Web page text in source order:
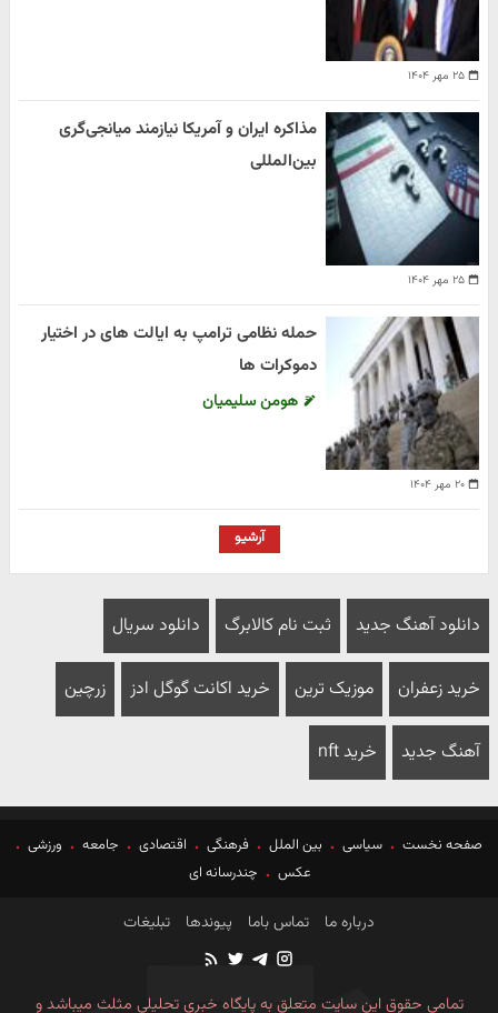
۲۵ مهر ۱۴۰۴
۲۵ مهر ۱۴۰۴
مذاکره ایران و آمریکا نیازمند میانجی‌گری
بین‌المللی
۲۰ مهر ۱۴۰۴
حمله نظامی ترامپ به ایالت های در اختیار
دموکرات ها
هومن سلیمیان
آرشیو
دانلود آهنگ جدید ثبت نام کالابرگ دانلود سریال
خرید زعفران موزیک ترین خرید اکانت گوگل ادز زرچین
آهنگ جدید خرید nft
صفحه نخست سیاسی بین الملل فرهنگی اقتصادی جامعه
ورزشی
عکس
چندرسانه ای
درباره ما تماس باما پیوندها تبلیغات
تمامی حقوق این سایت متعلق به پایگاه خبری تحلیلی مثلث میباشد و